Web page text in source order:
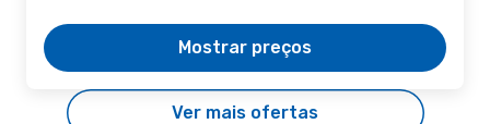
Mostrar preços
Ver mais ofertas